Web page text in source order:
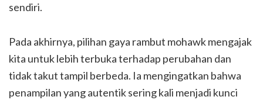
sendiri.
Pada akhirnya, pilihan gaya rambut mohawk mengajak
kita untuk lebih terbuka terhadap perubahan dan
tidak takut tampil berbeda. Ia mengingatkan bahwa
penampilan yang autentik sering kali menjadi kunci